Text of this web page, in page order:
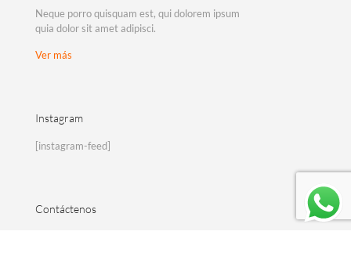
Neque porro quisquam est, qui dolorem ipsum
quia dolor sit amet adipisci.
Ver más
Instagram
[instagram-feed]
Contáctenos